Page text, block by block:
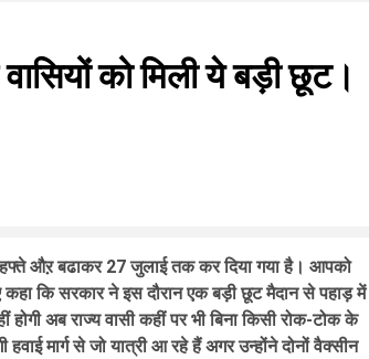
को मिली ये बड़ी छूट।
औऱ बढाकर 27 जुलाई तक कर दिया गया है। आपको
कहा कि सरकार ने इस दौरान एक बड़ी छूट मैदान से पहाड़ में
अब राज्य वासी कहीं पर भी बिना किसी रोक-टोक के
मार्ग से जो यात्री आ रहे हैं अगर उन्होंने दोनों वैक्सीन